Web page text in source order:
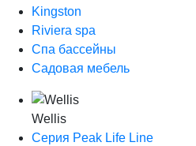
Kingston
Riviera spa
Спа бассейны
Садовая мебель
Wellis
Серия Peak Life Line